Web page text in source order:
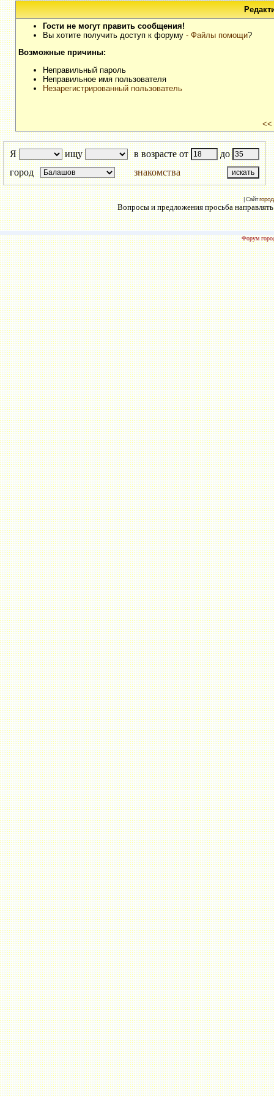
Гости не могут править сообщения!
Вы хотите получить доступ к форуму - Файлы помощи?
Возможные причины:
Неправильный пароль
Неправильное имя пользователя
Незарегистрированный пользователь
<<
Я ищу в возрасте от
до
город
знакомства
| Сайт
Вопросы и предложения просьба
Форум